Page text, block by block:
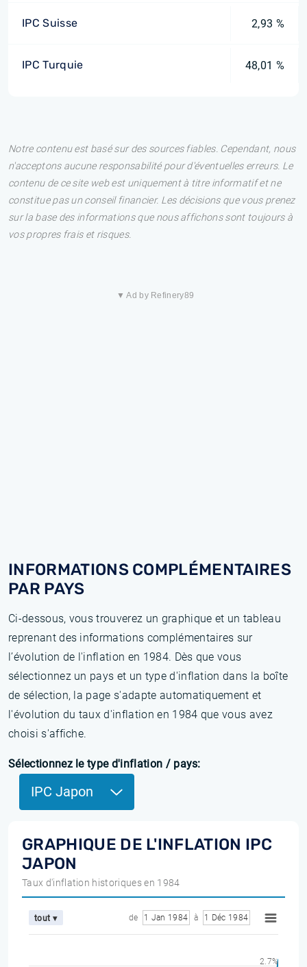
IPC Suisse 2,93 %
IPC Turquie 48,01 %
Notre contenu est basé sur des sources fiables. Cependant, nous
n'acceptons aucune responsabilité pour d'éventuelles erreurs. Le
contenu de ce site web est uniquement à titre informatif et ne
constitue pas un conseil financier. Les décisions que vous prenez
sur la base des informations que nous affichons sont toujours à
vos propres frais et risques.
▼ Ad by Refinery89
INFORMATIONS COMPLÉMENTAIRES
PAR PAYS
Ci-dessous, vous trouverez un graphique et un tableau
reprenant des informations complémentaires sur
l’évolution de l'inflation en 1984. Dès que vous
sélectionnez un pays et un type d'inflation dans la boîte
de sélection, la page s'adapte automatiquement et
l'évolution du taux d'inflation en 1984 que vous avez
choisi s'affiche.
Sélectionnez le type d'inflation / pays:
IPC Japon
GRAPHIQUE DE L'INFLATION IPC
JAPON
Taux d'inflation historiques en 1984
tout ▾ de 1 Jan 1984 à 1 Déc 1984
2.7%